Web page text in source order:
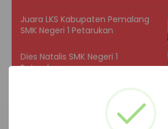
Juara LKS Kabupaten Pemalang
SMK Negeri 1 Petarukan
Dies Natalis SMK Negeri 1
Petarukan